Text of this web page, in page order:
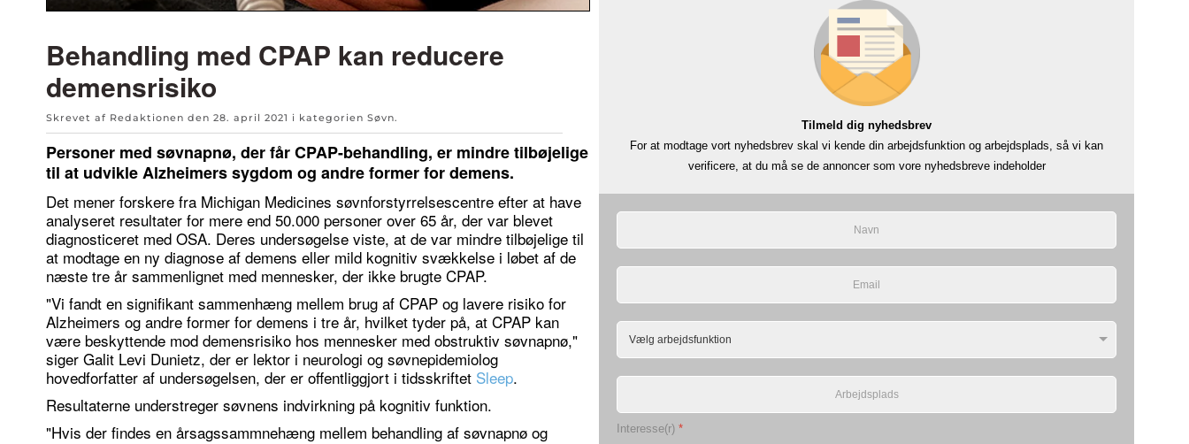
Behandling med CPAP kan reducere
demensrisiko
Skrevet af Redaktionen den 28. april 2021 i kategorien Søvn.
Personer med søvnapnø, der får CPAP-behandling, er mindre tilbøjelige
til at udvikle Alzheimers sygdom og andre former for demens.
Det mener forskere fra Michigan Medicines søvnforstyrrelsescentre efter at have
analyseret resultater for mere end 50.000 personer over 65 år, der var blevet
diagnosticeret med OSA. Deres undersøgelse viste, at de var mindre tilbøjelige til
at modtage en ny diagnose af demens eller mild kognitiv svækkelse i løbet af de
næste tre år sammenlignet med mennesker, der ikke brugte CPAP.
"Vi fandt en signifikant sammenhæng mellem brug af CPAP og lavere risiko for
Alzheimers og andre former for demens i tre år, hvilket tyder på, at CPAP kan
være beskyttende mod demensrisiko hos mennesker med obstruktiv søvnapnø,"
siger Galit Levi Dunietz, der er lektor i neurologi og søvnepidemiolog
hovedforfatter af undersøgelsen, der er offentliggjort i tidsskriftet Sleep.
Resultaterne understreger søvnens indvirkning på kognitiv funktion.
"Hvis der findes en årsagssammnehæng mellem behandling af søvnapnø og
Tilmeld dig nyhedsbrev
For at modtage vort nyhedsbrev skal vi kende din arbejdsfunktion og arbejdsplads, så vi kan
verificere, at du må se de annoncer som vore nyhedsbreve indeholder
Interesse(r) *